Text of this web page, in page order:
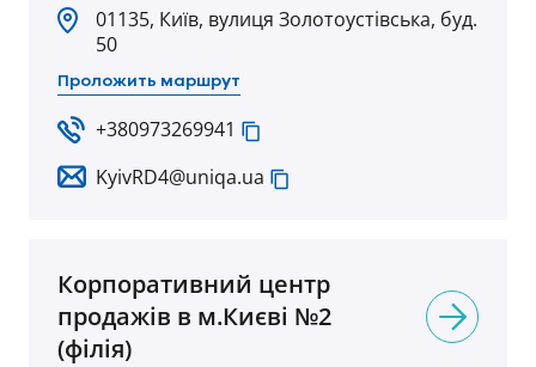
01135, Київ, вулиця Золотоустівська, буд.
50
Проложить маршрут
+380973269941
KyivRD4@uniqa.ua
Корпоративний центр
продажів в м.Києві №2
(філія)